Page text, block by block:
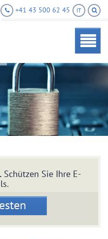
IT
+41 43 500 62 45
Schützen Sie Ihre E-